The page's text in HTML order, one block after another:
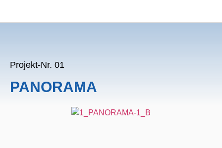
Projekt-Nr. 01
PANORAMA